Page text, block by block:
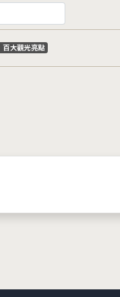
關鍵字標籤
百大觀光亮點